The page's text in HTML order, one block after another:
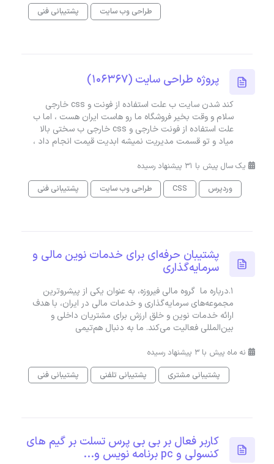
طراحی وب سایت
پشتیبانی فنی
پروژه طراحی سایت (106367)
کند شدن سایت ب علت استفاده از فونت و css خارجی
سلام و وقت بخیر فروشگاه ما رو هاست ایران هست ، اما ب
علت استفاده از فونت خارجی و css خارجی ب سختی بالا
میاد و تو قسمت مدیریت نمیشه ابدیت قیمت انجام داد ،
یک سال پیش با 31 پیشنهاد رسیده
وردپرس
CSS طراحی وب سایت پشتیبانی فنی
پشتیبان حرفه‌ای برای خدمات نوین مالی و
سرمایه‌گذاری
۱.درباره ما گروه مالی فیروزه، به عنوان یکی از پیشروترین
مجموعه‌های سرمایه‌گذاری و خدمات مالی در ایران، با هدف
ارائه خدمات نوین و خلق ارزش برای مشتریان داخلی و
بین‌المللی فعالیت می‌کند. ما به دنبال هم‌تیمی‌
نه ماه پیش با 3 پیشنهاد رسیده
پشتیبانی مشتری
پشتیبانی تلفنی پشتیبانی فنی
کاربر فعال بر بی بی پرس تسلت بر گیم های
کنسولی و pc برنامه نویس و...